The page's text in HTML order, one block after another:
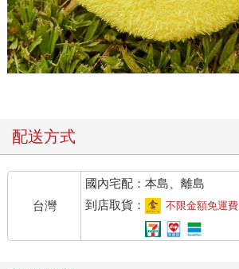
配送方式
台灣
國內宅配：本島、離島
到店取貨：
不限金額免運費